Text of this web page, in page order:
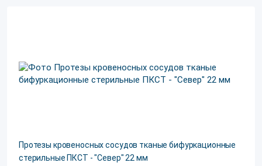
Протезы кровеносных сосудов тканые бифуркационные
стерильные ПКСТ - "Север" 22 мм